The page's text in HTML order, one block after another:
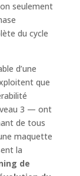
seulement
du cycle
d’une
que
3 — ont
de tous
maquette
la
de